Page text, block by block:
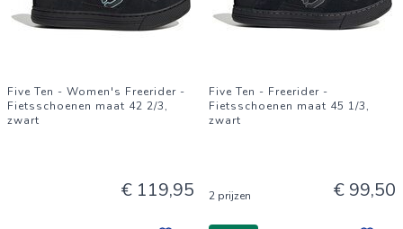
Five Ten - Women's Freerider -
Fietsschoenen maat 42 2/3,
zwart
€ 119,95
Five Ten - Freerider -
Fietsschoenen maat 45 1/3,
zwart
2 prijzen € 99,50